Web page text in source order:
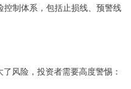
制体系，包括止损线、预警线
风险，投资者需要高度警惕：